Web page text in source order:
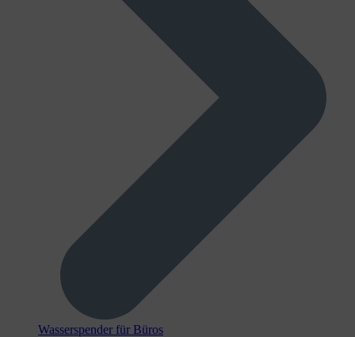
Wasserspender für Büros